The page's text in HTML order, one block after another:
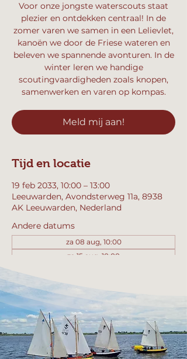
Voor onze jongste waterscouts staat
plezier en ontdekken centraal! In de
zomer varen we samen in een Lelievlet,
kanoën we door de Friese wateren en
beleven we spannende avonturen. In de
winter leren we handige
scoutingvaardigheden zoals knopen,
samenwerken en varen op kompas.
Meld mij aan!
Tijd en locatie
19 feb 2033, 10:00 – 13:00
Leeuwarden, Avondsterweg 11a, 8938
AK Leeuwarden, Nederland
Andere datums
za 08 aug, 10:00
za 15 aug, 10:00
Bekijk alle 358 datums
Meld mij aan!